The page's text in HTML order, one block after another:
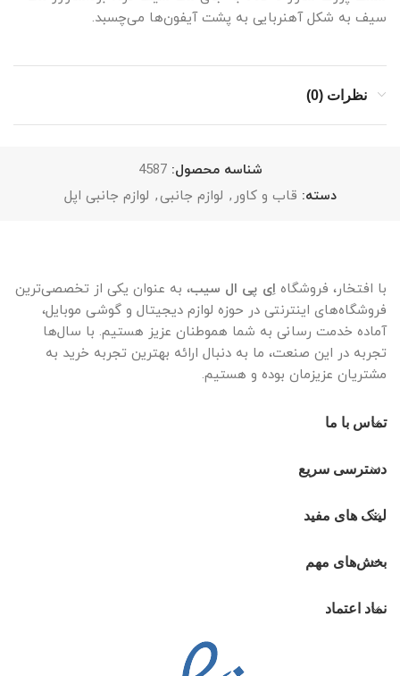
سیف به شکل آهنربایی به پشت آیفون‌ها می‌چسبد.
نظرات (0)
شناسه محصول:4587
دسته: قاب و کاور , لوازم جانبی, لوازم جانبی اپل
با افتخار، فروشگاه اِی پی ال سیب، به عنوان یکی از تخصصی‌ترین
فروشگاه‌های اینترنتی در حوزه لوازم دیجیتال و گوشی موبایل،
آماده خدمت رسانی به شما هموطنان عزیز هستیم. با سال‌ها
تجربه در این صنعت، ما به دنبال ارائه بهترین تجربه خرید به
مشتریان عزیزمان بوده و هستیم.
تماس با ما
دسترسی سریع
لینک های مفید
بخش‌های مهم
نماد اعتماد